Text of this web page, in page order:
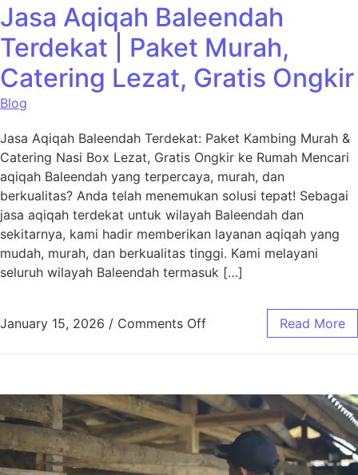
Jasa Aqiqah Baleendah
Terdekat | Paket Murah,
Catering Lezat, Gratis Ongkir
Blog
Jasa Aqiqah Baleendah Terdekat: Paket Kambing Murah &
Catering Nasi Box Lezat, Gratis Ongkir ke Rumah Mencari
aqiqah Baleendah yang terpercaya, murah, dan
berkualitas? Anda telah menemukan solusi tepat! Sebagai
jasa aqiqah terdekat untuk wilayah Baleendah dan
sekitarnya, kami hadir memberikan layanan aqiqah yang
mudah, murah, dan berkualitas tinggi. Kami melayani
seluruh wilayah Baleendah termasuk […]
January 15, 2026 / Comments Off Read More